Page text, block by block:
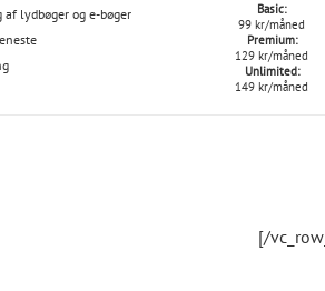
af lydbøger og e-bøger
Basic:
99 kr/måned
Premium:
129 kr/måned
Unlimited:
149 kr/måned
[/